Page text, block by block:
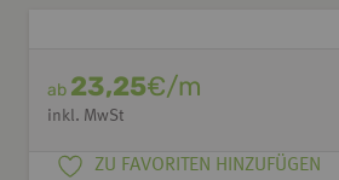
ab 23,25€/m
inkl. MwSt
ZU FAVORITEN HINZUFÜGEN